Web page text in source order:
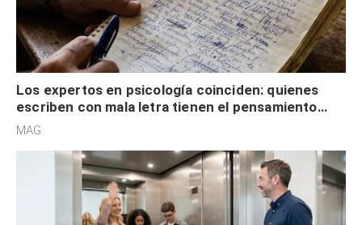
Los expertos en psicología coinciden: quienes
escriben con mala letra tienen el pensamiento
acelerado y no lo hacen por desinterés
MAG.